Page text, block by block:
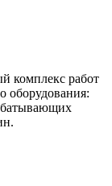
комплекс работ
оборудования: